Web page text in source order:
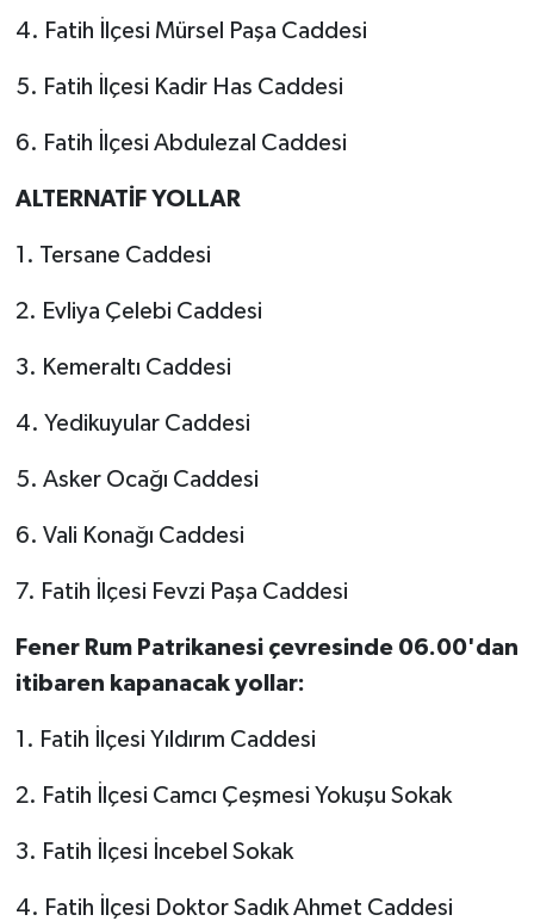
4. Fatih İlçesi Mürsel Paşa Caddesi
5. Fatih İlçesi Kadir Has Caddesi
6. Fatih İlçesi Abdulezal Caddesi
ALTERNATİF YOLLAR
1. Tersane Caddesi
2. Evliya Çelebi Caddesi
3. Kemeraltı Caddesi
4. Yedikuyular Caddesi
5. Asker Ocağı Caddesi
6. Vali Konağı Caddesi
7. Fatih İlçesi Fevzi Paşa Caddesi
Fener Rum Patrikanesi çevresinde 06.00'dan
itibaren kapanacak yollar:
1. Fatih İlçesi Yıldırım Caddesi
2. Fatih İlçesi Camcı Çeşmesi Yokuşu Sokak
3. Fatih İlçesi İncebel Sokak
4. Fatih İlçesi Doktor Sadık Ahmet Caddesi